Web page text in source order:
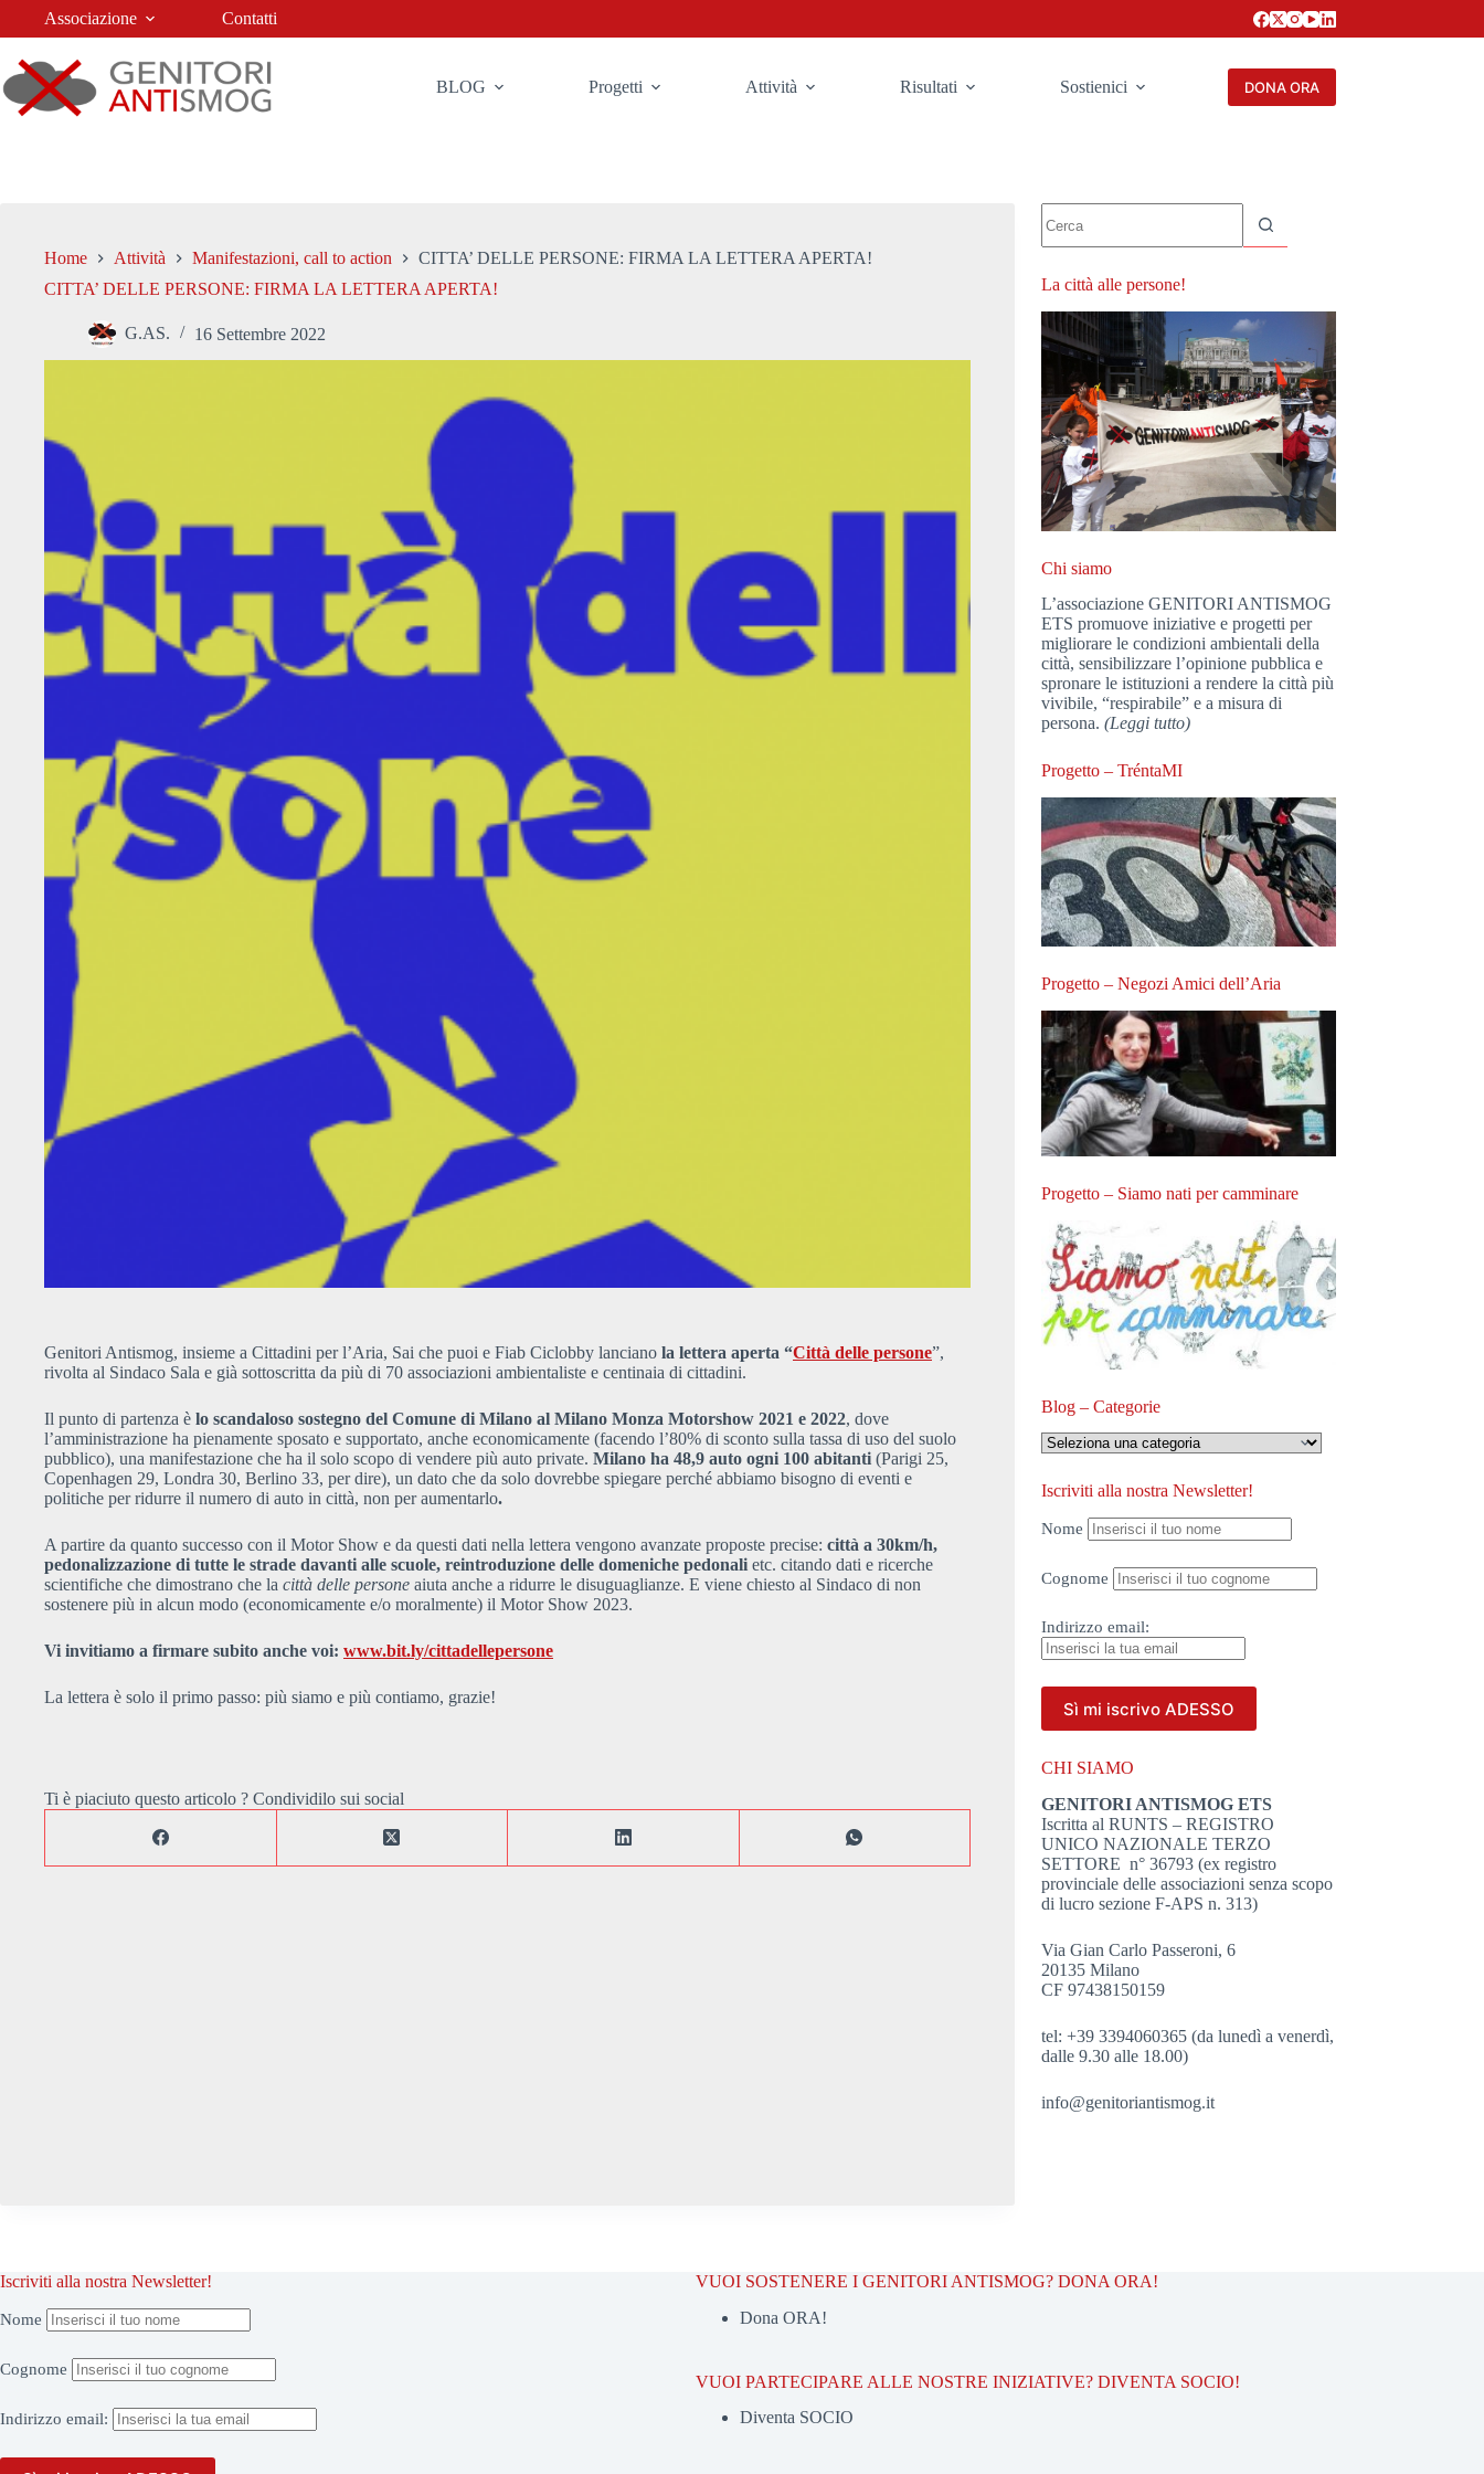
Associazione Contatti
BLOG Progetti Attività Risultati Sostienici DONA ORA
Home Attività Manifestazioni, call to action
CITTA’ DELLE PERSONE: FIRMA LA LETTERA APERTA!
CITTA’ DELLE PERSONE: FIRMA LA LETTERA APERTA!
G.AS. 16 Settembre 2022
Genitori Antismog, insieme a Cittadini per l’Aria, Sai che puoi e Fiab Ciclobby lanciano la lettera aperta “Città delle persone”,
rivolta al Sindaco Sala e già sottoscritta da più di 70 associazioni ambientaliste e centinaia di cittadini.
Il punto di partenza è lo scandaloso sostegno del Comune di Milano al Milano Monza Motorshow 2021 e 2022, dove
l’amministrazione ha pienamente sposato e supportato, anche economicamente (facendo l’80% di sconto sulla tassa di uso del suolo
pubblico), una manifestazione che ha il solo scopo di vendere più auto private. Milano ha 48,9 auto ogni 100 abitanti (Parigi 25,
Copenhagen 29, Londra 30, Berlino 33, per dire), un dato che da solo dovrebbe spiegare perché abbiamo bisogno di eventi e
politiche per ridurre il numero di auto in città, non per aumentarlo.
A partire da quanto successo con il Motor Show e da questi dati nella lettera vengono avanzate proposte precise: città a 30km/h,
pedonalizzazione di tutte le strade davanti alle scuole, reintroduzione delle domeniche pedonali etc. citando dati e ricerche
scientifiche che dimostrano che la città delle persone aiuta anche a ridurre le disuguaglianze. E viene chiesto al Sindaco di non
sostenere più in alcun modo (economicamente e/o moralmente) il Motor Show 2023.
Vi invitiamo a firmare subito anche voi: www.bit.ly/cittadellepersone
La lettera è solo il primo passo: più siamo e più contiamo, grazie!
Ti è piaciuto questo articolo ? Condividilo sui social
risultato
La città alle persone!
Chi siamo
L’associazione GENITORI ANTISMOG
ETS promuove iniziative e progetti per
migliorare le condizioni ambientali della
città, sensibilizzare l’opinione pubblica e
spronare le istituzioni a rendere la città più
vivibile, “respirabile” e a misura di
persona.(Leggi tutto)
Progetto – TréntaMI
Progetto – Negozi Amici dell’Aria
Progetto – Siamo nati per camminare
Blog – Categorie
Blog
–
Iscriviti alla nostra Newsletter!
Nome
Cognome
Indirizzo email:
CHI SIAMO
GENITORI ANTISMOG ETS
Iscritta al RUNTS – REGISTRO
UNICO NAZIONALE TERZO
SETTORE n° 36793 (ex registro
provinciale delle associazioni senza scopo
di lucro sezione F-APS n. 313)
Via Gian Carlo Passeroni, 6
20135 Milano
CF 97438150159
tel: +39 3394060365 (da lunedì a venerdì,
dalle 9.30 alle 18.00)
info@genitoriantismog.it
Iscriviti alla nostra Newsletter!
Nome
Cognome
Indirizzo email:
VUOI SOSTENERE I GENITORI ANTISMOG? DONA ORA!
Dona ORA!
VUOI PARTECIPARE ALLE NOSTRE INIZIATIVE? DIVENTA SOCIO!
Diventa SOCIO